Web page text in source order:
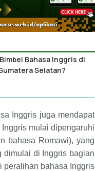
Bahasa Inggris
Bahasa Inggris di
Selatan?
Inggris juga mendapat
mulai dipengaruhi
bahasa Romawi), yang
dimulai di Inggris bagian
peralihan bahasa Inggris